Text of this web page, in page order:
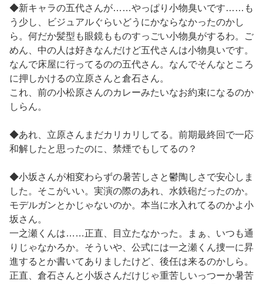
◆新キャラの五代さんが……やっぱり小物臭いです……も
う少し、ビジュアルぐらいどうにかならなかったのかし
ら。何だか髪型も眼鏡もものすっごい小物臭がするわ。ご
めん、中の人は好きなんだけど五代さんは小物臭いです。
なんで床屋に行ってるのの五代さん。なんでそんなところ
に押しかけるの立原さんと倉石さん。
これ、前の小松原さんのカレーみたいなお約束になるのか
しらん。
◆あれ、立原さんまだカリカリしてる。前期最終回で一応
和解したと思ったのに、禁煙でもしてるの？
◆小坂さんが相変わらずの暑苦しさと鬱陶しさで安心しま
した。そこがいい。実演の際のあれ、水鉄砲だったのか。
モデルガンとかじゃないのか。本当に水入れてるのかよ小
坂さん。
一之瀬くんは……正直、目立たなかった。まぁ、いつも通
りじゃなかろか。そういや、公式には一之瀬くん捜一に昇
進するとか書いてありましたけど、後任は来るのかしら。
正直、倉石さんと小坂さんだけじゃ重苦しいっつーか暑苦